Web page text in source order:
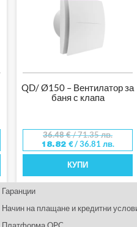
QD/ Ø150 – Вентилатор за
баня с клапа
36.48€/ 71.35 лв.
18.82 €/ 36.81 лв.
КУПИ
Гаранции
Начин на плащане и кредитни
Платформа OPC